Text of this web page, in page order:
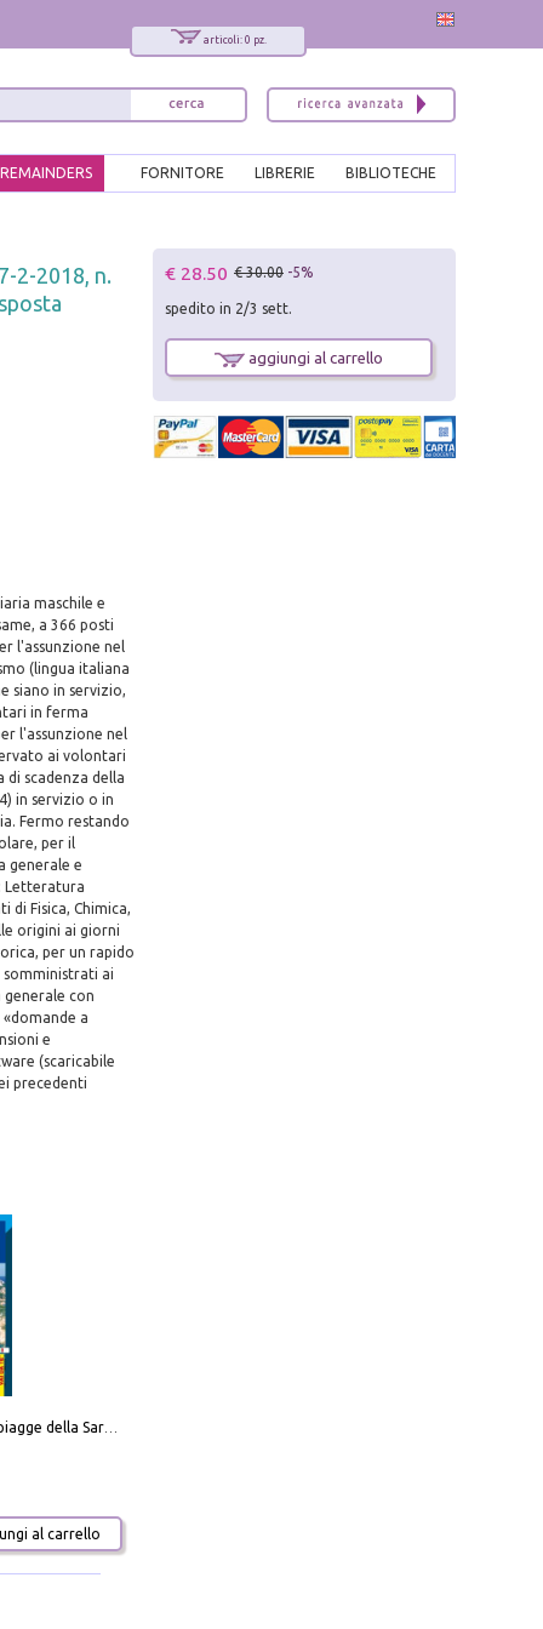
articoli: 0 pz.
BIBLIOTECHE
LIBRERIE
FORNITORE
REMAINDERS
2-2018, n.
maschile e
a 366 posti
l'assunzione nel
(lingua italiana
siano in servizio,
in ferma
l'assunzione nel
ai volontari
di scadenza della
in servizio o in
Fermo restando
per il
generale e
Letteratura
di Fisica, Chimica,
origini ai giorni
per un rapido
somministrati ai
con
a
e
(scaricabile
precedenti
al carrello
€ 28.50 € 30.00 -5%
spedito in 2/3 sett.
aggiungi al carrello
x
Interessato ai nostri libri?
Sarai informato delle nostre novità, potrai
comunque cancellarti quando desideri.
modulo di iscrizione